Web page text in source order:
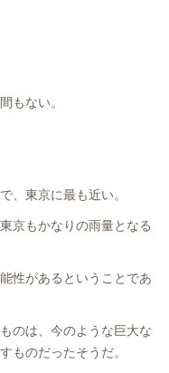
もない。
、東京に最も近い。
京もかなりの雨量となる
性があるということであ
のは、今のような巨大な
ものだったそうだ。